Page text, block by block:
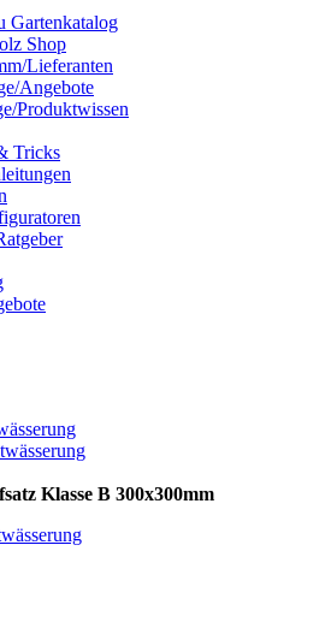
Gartenkatalog
Shop
Lieferanten
Angebote
Produktwissen
Tricks
Klasse B 300x300mm